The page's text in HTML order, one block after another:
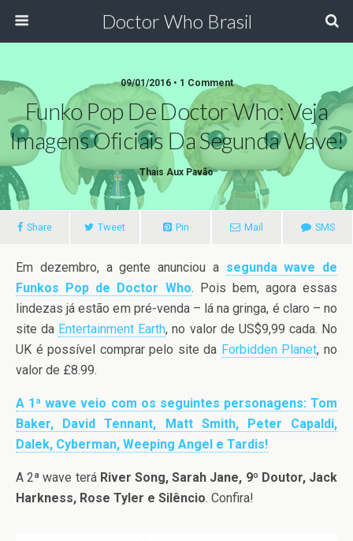
Doctor Who Brasil
09/01/2016 • 1 Comment
Funko Pop De Doctor Who: Veja
Imagens Oficiais Da Segunda Wave!
Thais Aux Pavão
Share Tweet Pin Mail SMS
Em dezembro, a gente anunciou a segunda wave de
Funkos Pop de Doctor Who. Pois bem, agora essas
lindezas já estão em pré-venda – lá na gringa, é claro – no
site da Entertainment Earth, no valor de US$9,99 cada. No
UK é possível comprar pelo site da Forbidden Planet, no
valor de £8.99.
A 1ª wave veio com os seguintes personagens: Tom
Baker, David Tennant, Matt Smith, Peter Capaldi,
Dalek, Cyberman, Weeping Angel e Tardis!
A 2ª wave terá River Song, Sarah Jane, 9º Doutor, Jack
Harkness, Rose Tyler e Silêncio. Confira!